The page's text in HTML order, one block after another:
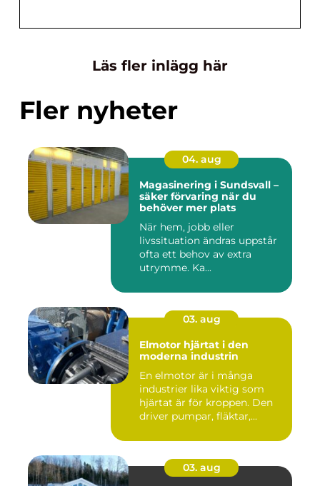
Läs fler inlägg här
Fler nyheter
04. aug
Magasinering i Sundsvall –
säker förvaring när du
behöver mer plats
När hem, jobb eller
livssituation ändras uppstår
ofta ett behov av extra
utrymme. Ka...
03. aug
Elmotor hjärtat i den
moderna industrin
En elmotor är i många
industrier lika viktig som
hjärtat är för kroppen. Den
driver pumpar, fläktar,...
03. aug